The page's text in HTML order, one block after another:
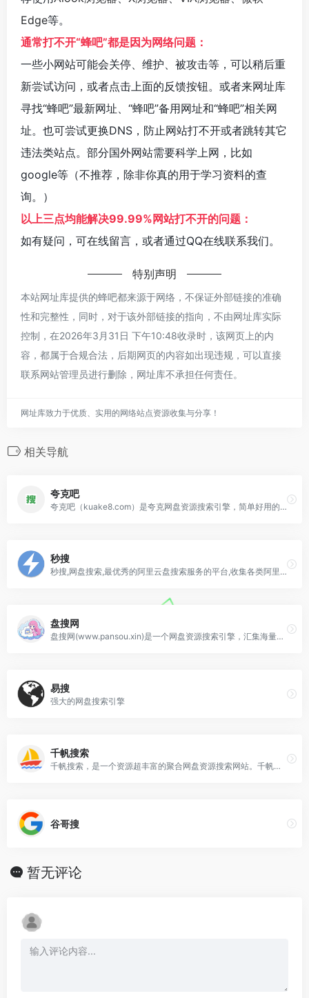
Edge等。
通常打不开“蜂吧”都是因为网络问题：
一些小网站可能会关停、维护、被攻击等，可以稍后重
新尝试访问，或者点击上面的反馈按钮。或者来网址库
寻找“蜂吧”最新网址、“蜂吧”备用网址和“蜂吧”相关网
址。也可尝试更换DNS，防止网站打不开或者跳转其它
违法类站点。部分国外网站需要科学上网，比如
google等（不推荐，除非你真的用于学习资料的查
询。）
以上三点均能解决99.99%网站打不开的问题：
如有疑问，可在线留言，或者通过QQ在线联系我们。
特别声明
本站网址库提供的蜂吧都来源于网络，不保证外部链接的准确
性和完整性，同时，对于该外部链接的指向，不由网址库实际
控制，在2026年3月31日 下午10:48收录时，该网页上的内
容，都属于合规合法，后期网页的内容如出现违规，可以直接
联系网站管理员进行删除，网址库不承担任何责任。
网址库致力于优质、实用的网络站点资源收集与分享！
相关导航
夸克吧
夸克吧（kuake8.com）是夸克网盘资源搜索引擎，简单好用的夸克网盘搜索神器。
秒搜
秒搜,网盘搜索,最优秀的阿里云盘搜索服务的平台,收集各类阿里云盘资源提供一站式搜索功能,推动互联网优质资源的高效传递!全网千万级的云盘资源每日更新，包括考研,电影,动漫,视频,图书,软件,文档,音乐,等优质网盘资源
盘搜网
盘搜网(www.pansou.xin)是一个网盘资源搜索引擎，汇集海量免费影视、音乐、软件、小说等文档资料，包括百度、夸克、迅雷等主流网盘资源，一键搜索全网资源，高效便捷！
易搜
强大的网盘搜索引擎
千帆搜索
千帆搜索，是一个资源超丰富的聚合网盘资源搜索网站。千帆搜索支持百度网盘搜索、阿里云盘搜索、蓝奏云搜索、天翼云盘搜索、夸克网盘搜索、迅雷云盘搜索。可以搜索影视资源、音乐资源、图片资源、电子书资源、软件资源、小说资源等等。只需要输入关键词，即可一键聚合搜索全网所有网盘资源，搜索结果直接提供网盘分享链接，大家可保存至自己的网盘或者直接下载！
谷哥搜
暂无评论